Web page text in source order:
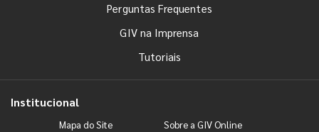
Perguntas Frequentes
GIV na Imprensa
Tutoriais
Institucional
Mapa do Site Sobre a GIV Online